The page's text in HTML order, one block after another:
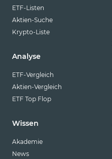
ETF-Listen
Aktien-Suche
Krypto-Liste
Analyse
ETF-Vergleich
Aktien-Vergleich
ETF Top Flop
Wissen
Akademie
News